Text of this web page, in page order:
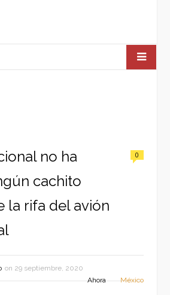
no ha
cachito
la rifa del avión
0
on 29 septiembre, 2020
Ahora
México